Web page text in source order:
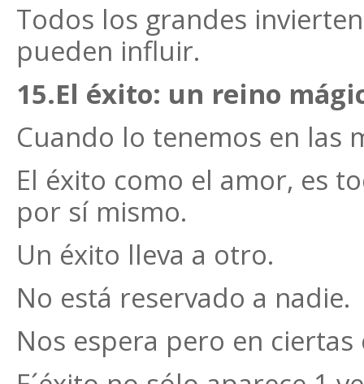
Todos los grandes
pueden influir.
15.El éxito: un reino
Cuando lo tenemos en las
El éxito como el amor, es
por sí mismo.
Un éxito lleva a otro.
No está reservado a nadie.
Nos espera pero en